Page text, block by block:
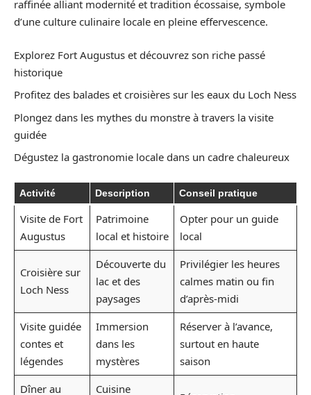
raffinée alliant modernité et tradition écossaise, symbole
d’une culture culinaire locale en pleine effervescence.
Explorez Fort Augustus et découvrez son riche passé
historique
Profitez des balades et croisières sur les eaux du Loch Ness
Plongez dans les mythes du monstre à travers la visite
guidée
Dégustez la gastronomie locale dans un cadre chaleureux
Activité Description Conseil pratique
Visite de Fort
Augustus
Patrimoine
local et histoire
Opter pour un guide
local
Croisière sur
Loch Ness
Découverte du
lac et des
paysages
Privilégier les heures
calmes matin ou fin
d’après-midi
Visite guidée
contes et
légendes
Immersion
dans les
mystères
Réserver à l’avance,
surtout en haute
saison
Dîner au
Cuisine